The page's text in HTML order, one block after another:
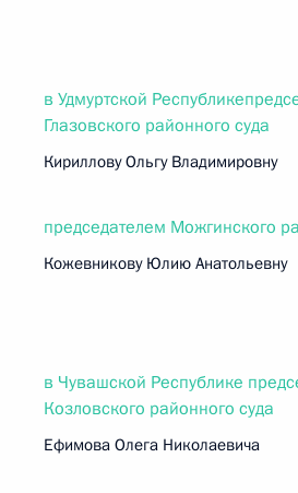
в Удмуртской
Глазовского районного суда
Кириллову Ольгу Владимировну
председателем Можгинского
Кожевникову Юлию Анатольевну
в Чувашской Республике
Козловского районного суда
Ефимова Олега Николаевича